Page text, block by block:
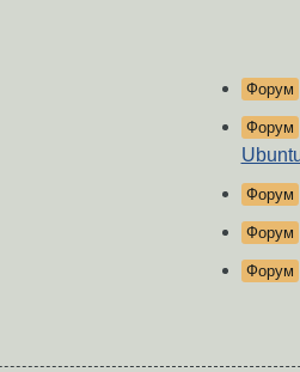
Форум
Форум
Форум
Форум
Форум